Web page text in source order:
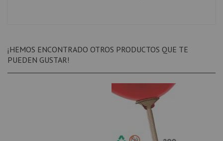
¡HEMOS ENCONTRADO OTROS PRODUCTOS QUE TE
PUEDEN GUSTAR!